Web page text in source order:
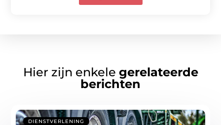
Hier zijn enkele gerelateerde
berichten
DIENSTVERLENING